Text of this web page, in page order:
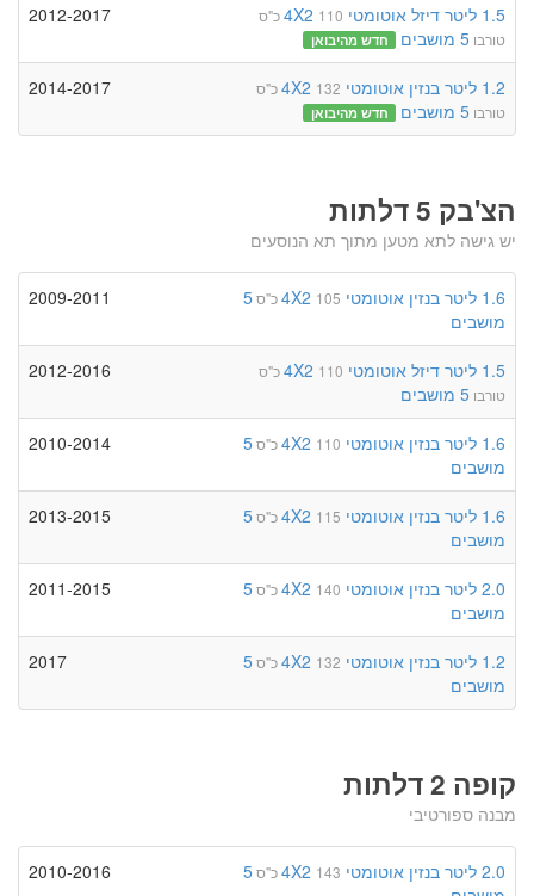
1.5 ליטר דיזל אוטומטי 4X2 110 כ"ס
טורבו 5 מושבים חדש מהיבואן
2012-2017
1.2 ליטר בנזין אוטומטי 4X2 132 כ"ס
טורבו 5 מושבים חדש מהיבואן
2014-2017
הצ'בק 5 דלתות
יש גישה לתא מטען מתוך תא הנוסעים
1.6 ליטר בנזין אוטומטי 4X2 105 כ"ס
5
מושבים
2009-2011
1.5 ליטר דיזל אוטומטי 4X2 110 כ"ס
טורבו 5 מושבים
2012-2016
1.6 ליטר בנזין אוטומטי 4X2 110 כ"ס
5
מושבים
2010-2014
1.6 ליטר בנזין אוטומטי 4X2 115 כ"ס
5
מושבים
2013-2015
2.0 ליטר בנזין אוטומטי 4X2 140 כ"ס
5
מושבים
2011-2015
1.2 ליטר בנזין אוטומטי 4X2 132 כ"ס
5
מושבים
2017
קופה 2 דלתות
מבנה ספורטיבי
2.0 ליטר בנזין אוטומטי 4X2 143 כ"ס
5
2010-2016